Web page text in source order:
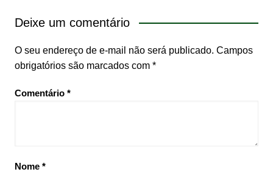
Deixe um comentário
O seu endereço de e-mail não será publicado. Campos
obrigatórios são marcados com *
Comentário *
Nome *